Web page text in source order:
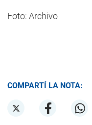
Foto: Archivo
COMPARTÍ LA NOTA: